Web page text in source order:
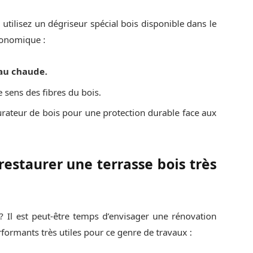
un dégriseur spécial bois disponible dans le
:
chaude.
sens des fibres du bois.
de bois pour une protection durable face aux
une terrasse bois très
est peut-être temps d’envisager une rénovation
très utiles pour ce genre de travaux :